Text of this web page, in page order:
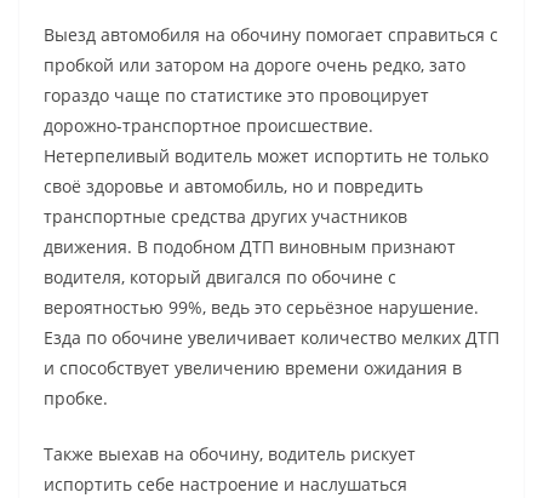
Выезд автомобиля на обочину помогает справиться с
пробкой или затором на дороге очень редко, зато
гораздо чаще по статистике это провоцирует
дорожно-транспортное происшествие.
Нетерпеливый водитель может испортить не только
своё здоровье и автомобиль, но и повредить
транспортные средства других участников
движения. В подобном ДТП виновным признают
водителя, который двигался по обочине с
вероятностью 99%, ведь это серьёзное нарушение.
Езда по обочине увеличивает количество мелких ДТП
и способствует увеличению времени ожидания в
пробке.
Также выехав на обочину, водитель рискует
испортить себе настроение и наслушаться